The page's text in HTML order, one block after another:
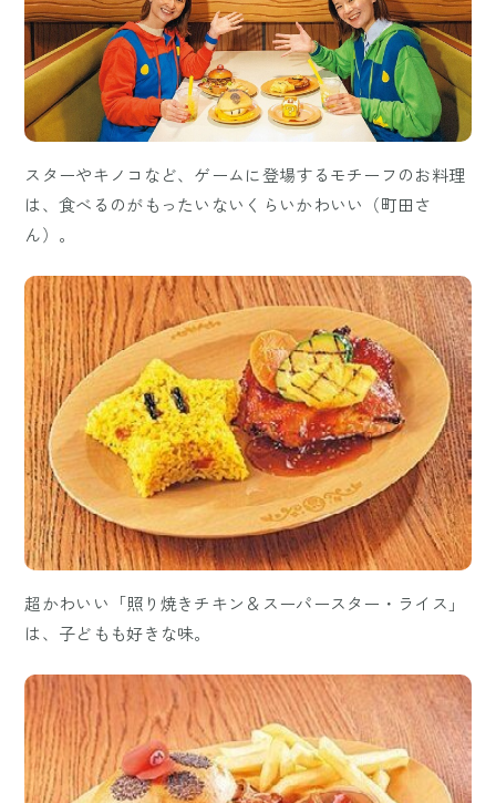
スターやキノコなど、ゲームに登場するモチーフのお料理
は、食べるのがもったいないくらいかわいい（町田さ
ん）。
超かわいい「照り焼きチキン＆スーパースター・ライス」
は、子どもも好きな味。